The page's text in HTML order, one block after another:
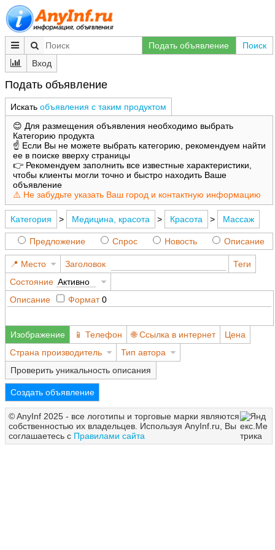
Подать объявление
Поиск
Вход
Подать объявление
Искать объявления с таким продуктом
😊 Для размещения объявления необходимо выбрать
Категорию продукта
☝️ Если Вы не можете выбрать категорию, рекомендуем найти
ее в поиске вверху страницы
👉 Рекомендуем заполнить все известные характеристики,
чтобы клиенты могли точно и быстро находить Ваше
объявление
⚠️ Не забудьте указать Ваш город и контактную информацию
Категория > Медицина, красота > Красота > Массаж
Предложение Спрос Новость Описание
Место Заголовок
Теги
Состояние Активно
Описание
Формат 0
Изображение Телефон Ссылка в интернет
Цена
Страна производитель
Тип автора
Проверить уникальность описания
Создать объявление
© AnyInf 2025 - все логотипы и торговые марки являются
собственностью их владельцев. Используя AnyInf.ru, Вы
соглашаетесь с Правилами сайта